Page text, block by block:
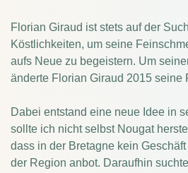
Florian Giraud ist stets auf der
Köstlichkeiten, um seine
aufs Neue zu begeistern. Um
änderte Florian Giraud 2015 seine
Dabei entstand eine neue Idee in
sollte ich nicht selbst Nougat
dass in der Bretagne kein Geschäft
der Region anbot. Daraufhin